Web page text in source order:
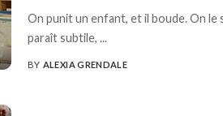
On punit un enfant, et il boude. On le
paraît subtile, ...
POSTED
BY ALEXIA GRENDALE